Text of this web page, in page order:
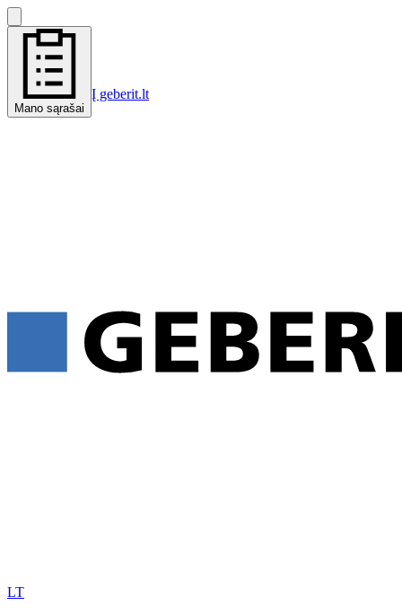
Mano sąrašai
Į geberit.lt
LT